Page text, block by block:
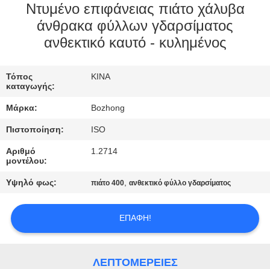
ΠΟΙΟΤΙΚΌΣ
ΈΛΕΓΧΟΣ
ΜΑΣ
ΕΛΆΤΕ
ΕΠΑΦΉ
ΜΕ
ΈΝΑ
ΑΠΌΣΠΑΣΜΑ
Ντυμένο επιφάνειας πιάτο χάλυβα
άνθρακα φύλλων γδαρσίματος
ανθεκτικό καυτό - κυλημένος
Τόπος
καταγωγής:
ΚΙΝΑ
Μάρκα: Bozhong
Πιστοποίηση: ISO
Αριθμό
μοντέλου:
1.2714
Υψηλό φως: πιάτο 400,ανθεκτικό φύλλο γδαρσίματος
ΕΠΑΦΉ!
ΛΕΠΤΟΜΈΡΕΙΕΣ